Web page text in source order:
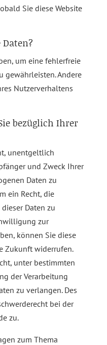
Sie diese Website
um eine fehlerfreie
gewährleisten. Andere
Nutzerverhaltens
bezüglich Ihrer
unentgeltlich
und Zweck Ihrer
Daten zu
ein Recht, die
Daten zu
zur
können Sie diese
Zukunft widerrufen.
unter bestimmten
der Verarbeitung
zu verlangen. Des
bei der
zu.
zum Thema